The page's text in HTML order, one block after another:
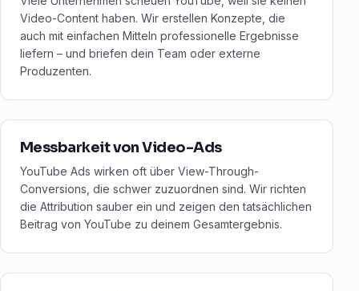
Video-Content haben. Wir erstellen Konzepte, die
auch mit einfachen Mitteln professionelle Ergebnisse
liefern – und briefen dein Team oder externe
Produzenten.
Messbarkeit von Video-Ads
YouTube Ads wirken oft über View-Through-
Conversions, die schwer zuzuordnen sind. Wir richten
die Attribution sauber ein und zeigen den tatsächlichen
Beitrag von YouTube zu deinem Gesamtergebnis.